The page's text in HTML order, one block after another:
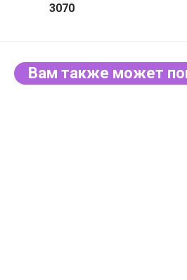
3070
Вам также может